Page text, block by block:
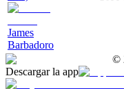
James
Barbadoro
©
Descargar la app